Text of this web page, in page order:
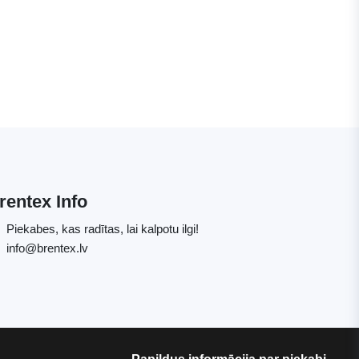
Info
Piekabes, kas radītas, lai kalpotu ilgi!
info@brentex.lv